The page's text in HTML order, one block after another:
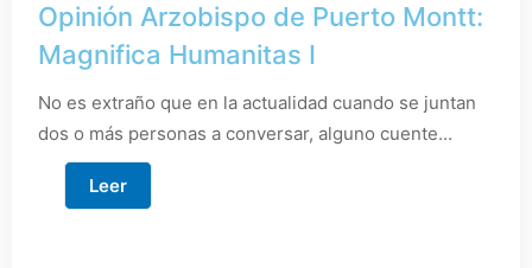
Opinión Arzobispo de Puerto Montt:
Magnifica Humanitas I
No es extraño que en la actualidad cuando se juntan
dos o más personas a conversar, alguno cuente...
Leer